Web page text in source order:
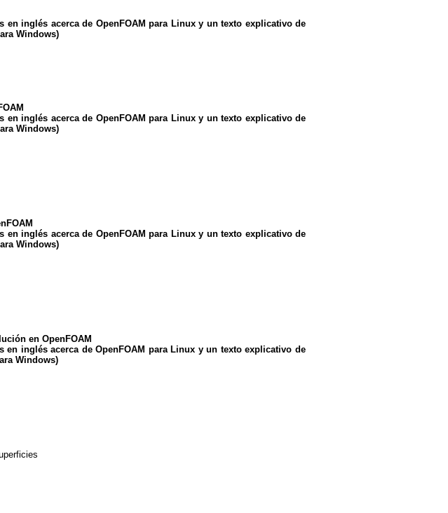
en inglés acerca de OpenFOAM para Linux y un texto explicativo de
Windows)
en inglés acerca de OpenFOAM para Linux y un texto explicativo de
Windows)
en inglés acerca de OpenFOAM para Linux y un texto explicativo de
Windows)
en OpenFOAM
en inglés acerca de OpenFOAM para Linux y un texto explicativo de
Windows)